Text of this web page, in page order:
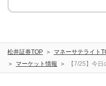
松井証券TOP マネーサテライト
マーケット情報
【7/25】今